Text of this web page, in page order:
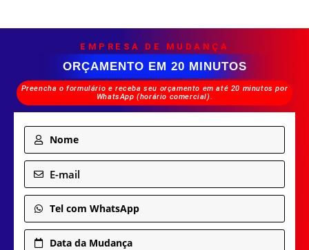
EMPRESA DE MUDANÇA
ORÇAMENTO EM 20 MINUTOS
Preencha o formulário e receba seu orçamento em até 20 minutos por
WhatsApp (horário comercial).
Nome
E-mail
Tel com WhatsApp
Data da Mudança